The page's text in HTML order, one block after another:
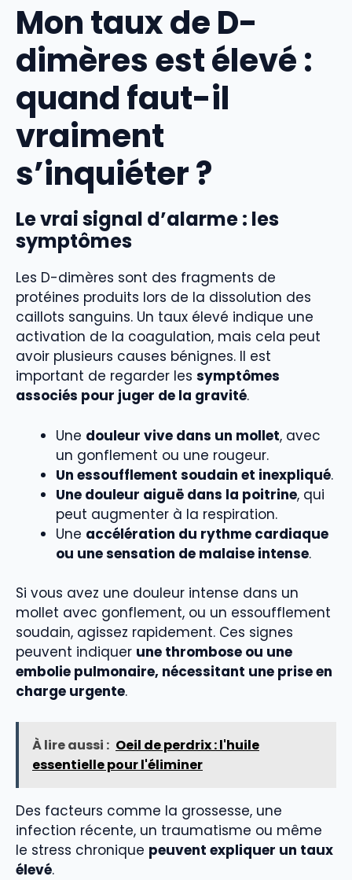
Mon taux de D-
dimères est élevé :
quand faut-il
vraiment
s’inquiéter ?
Le vrai signal d’alarme : les
symptômes
Les D-dimères sont des fragments de
protéines produits lors de la dissolution des
caillots sanguins. Un taux élevé indique une
activation de la coagulation, mais cela peut
avoir plusieurs causes bénignes. Il est
important de regarder les symptômes
associés pour juger de la gravité.
Une douleur vive dans un mollet, avec
un gonflement ou une rougeur.
Un essoufflement soudain et inexpliqué.
Une douleur aiguë dans la poitrine, qui
peut augmenter à la respiration.
Une accélération du rythme cardiaque
ou une sensation de malaise intense.
Si vous avez une douleur intense dans un
mollet avec gonflement, ou un essoufflement
soudain, agissez rapidement. Ces signes
peuvent indiquer une thrombose ou une
embolie pulmonaire, nécessitant une prise en
charge urgente.
À lire aussi : Oeil de perdrix : l'huile
essentielle pour l'éliminer
Des facteurs comme la grossesse, une
infection récente, un traumatisme ou même
le stress chronique peuvent expliquer un taux
élevé.